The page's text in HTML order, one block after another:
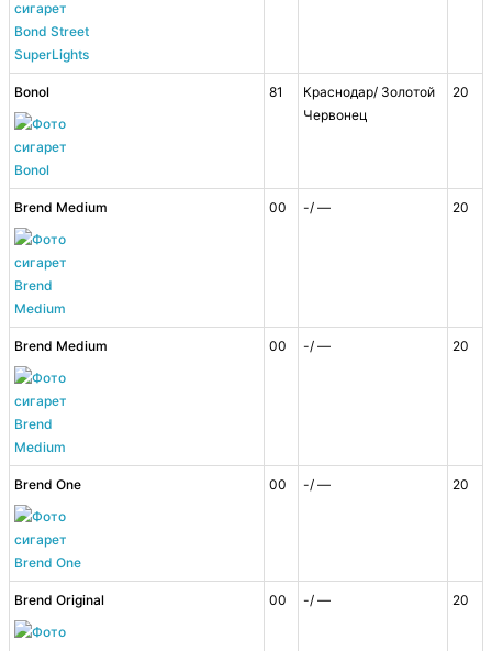
Bonol 81
Краснодар/ Золотой
Червонец
20
Brend Medium 00 -/ — 20
Brend Medium 00 -/ — 20
Brend One 00 -/ — 20
Brend Original 00 -/ — 20